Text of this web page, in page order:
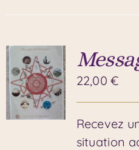
22,00€
Recevez
situation